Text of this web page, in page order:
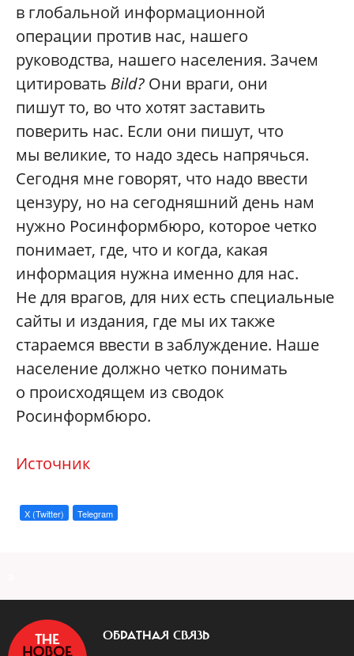
в глобальной информационной
операции против нас, нашего
руководства, нашего населения. Зачем
цитировать Bild? Они враги, они
пишут то, во что хотят заставить
поверить нас. Если они пишут, что
мы великие, то надо здесь напрячься.
Сегодня мне говорят, что надо ввести
цензуру, но на сегодняшний день нам
нужно Росинформбюро, которое четко
понимает, где, что и когда, какая
информация нужна именно для нас.
Не для врагов, для них есть специальные
сайты и издания, где мы их также
стараемся ввести в заблуждение. Наше
население должно четко понимать
о происходящем из сводок
Росинформбюро.
Источник
X (Twitter) Telegram
ОБРАТНАЯ СВЯЗЬ